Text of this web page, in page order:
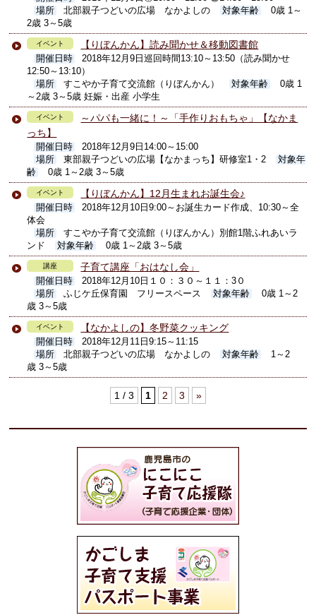
場所
北部親子つどいの広場 なかよしの 対象年齢
0歳 1～
2歳 3～5歳
イベント 【りぼんかん】読み聞かせ＆移動図書館
開催日時
2018年12月9日巡回時間13:10～13:50（読み聞かせ
12:50～13:10）
場所
すこやか子育て交流館（りぼんかん） 対象年齢
0歳 1
～2歳 3～5歳 妊娠・出産 小学生
イベント
～パパも一緒に！～「手作りおもちゃ」【なかま
っち】
開催日時
2018年12月9日14:00～15:00
場所
東部親子つどいの広場【なかまっち】研修室1・2
対象年
齢
0歳 1～2歳 3～5歳
イベント 【りぼんかん】12月生まれお誕生会♪
開催日時
2018年12月10日9:00～お誕生カード作成、10:30～全
体会
場所
すこやか子育て交流館（りぼんかん）別館1階ふれあいラ
ンド
対象年齢 0歳 1～2歳 3～5歳
講座 子育て講座「おはなし会」
開催日時
2018年12月10日１０：３０～１１：3０
場所
ふじケ丘保育園 フリースペース 対象年齢
0歳 1～2
歳 3～5歳
イベント 【なかよしの】冬野菜クッキング
開催日時
2018年12月11日9:15～11:15
場所
北部親子つどいの広場 なかよしの 対象年齢
1～2
歳 3～5歳
1 / 3 1 2 3 »